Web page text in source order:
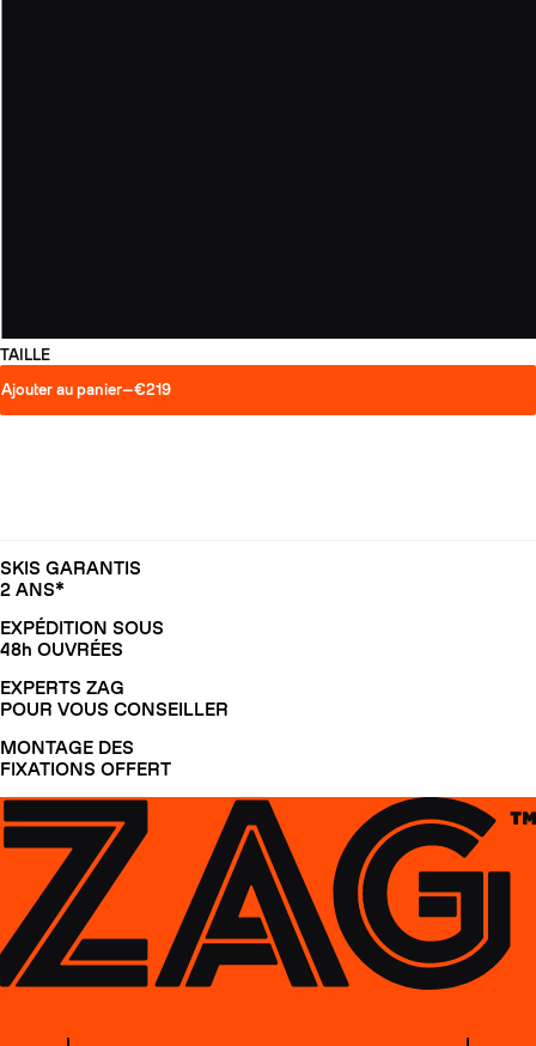
TAILLE
Ajouter au panier—€219
SKIS GARANTIS
2 ANS*
EXPÉDITION SOUS
48h OUVRÉES
EXPERTS ZAG
POUR VOUS CONSEILLER
MONTAGE DES
FIXATIONS OFFERT